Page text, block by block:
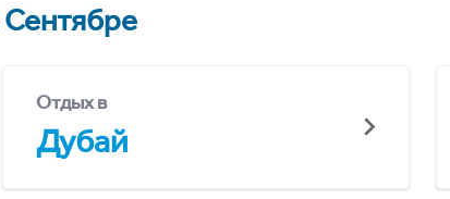
Сентябре
Отдых в
Дубай